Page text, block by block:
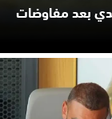
بعد مفاوضات